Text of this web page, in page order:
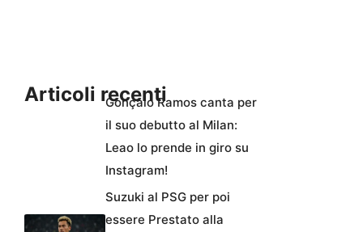
Articoli recentiGonçalo Ramos canta per
il suo debutto al Milan:
Leao lo prende in giro su
Instagram!
Suzuki al PSG per poi
essere Prestato alla